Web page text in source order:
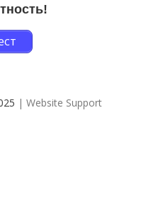
| Website Support